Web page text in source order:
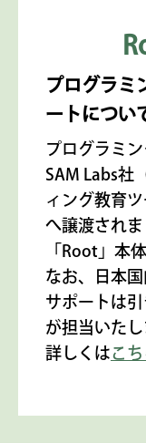
プログラミ
ートについ
プログラミ
SAM Labs社
ィング教育
へ譲渡され
「Root」本
なお、日本
サポートは
が担当いたし
詳しくはこち